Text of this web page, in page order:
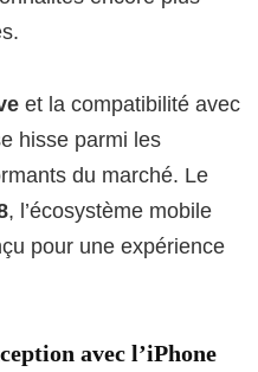
et la compatibilité avec
hisse parmi les
du marché. Le
, l’écosystème mobile
pour une expérience
avec l’iPhone